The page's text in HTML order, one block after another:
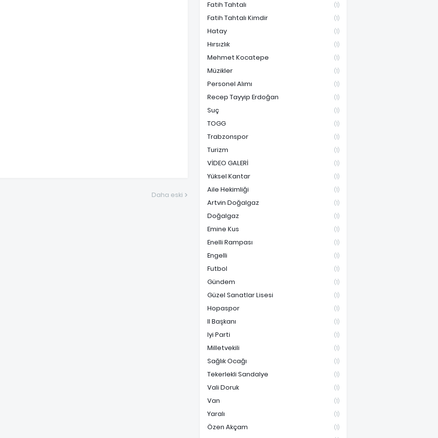
Daha eski
Fatih Tahtalı (1)
Fatih Tahtalı Kimdir (1)
Hatay (1)
Hırsızlık (1)
Mehmet Kocatepe (1)
Müzikler (1)
Personel Alımı (1)
Recep Tayyip Erdoğan (1)
Suç (1)
TOGG (1)
Trabzonspor (1)
Turizm (1)
VİDEO GALERİ (1)
Yüksel Kantar (1)
Aile Hekimliği (1)
Artvin Doğalgaz (1)
Doğalgaz (1)
Emine Kus (1)
Enelli Rampası (1)
Engelli (1)
Futbol (1)
Gündem (1)
Güzel Sanatlar Lisesi (1)
Hopaspor (1)
Il Başkanı (1)
Iyi Parti (1)
Milletvekili (1)
Sağlık Ocağı (1)
Tekerlekli Sandalye (1)
Vali Doruk (1)
Van (1)
Yaralı (1)
Özen Akçam (1)